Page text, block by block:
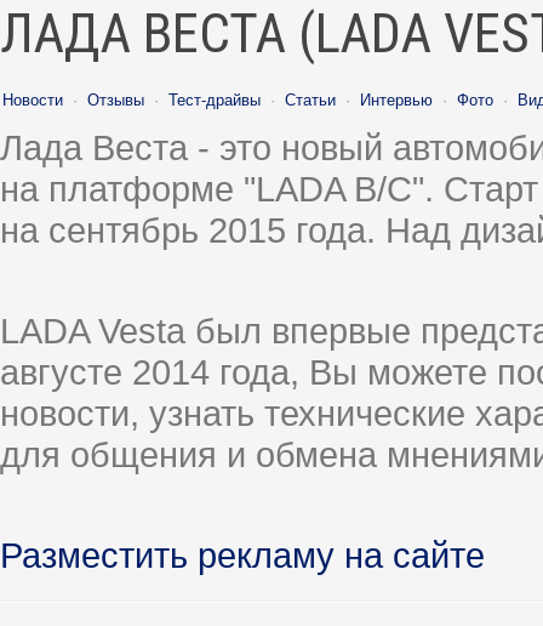
ЛАДА ВЕСТА (LADA
Новости · Отзывы · Тест-драйвы · Статьи · Интервью · Фото ·
Лада Веста - это новый
на платформе "LADA B/C".
на сентябрь 2015 года. Над
LADA Vesta был впервые
августе 2014 года, Вы можете
новости, узнать технические
для общения и обмена
Разместить рекламу на сайте